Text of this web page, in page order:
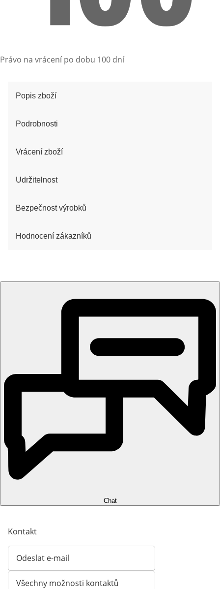
Právo na vrácení po dobu 100 dní
Popis zboží
Podrobnosti
Vrácení zboží
Udržitelnost
Bezpečnost výrobků
Hodnocení zákazníků
Chat
Kontakt
Odeslat e-mail
Otevírá e-mailového klienta
Všechny možnosti kontaktů